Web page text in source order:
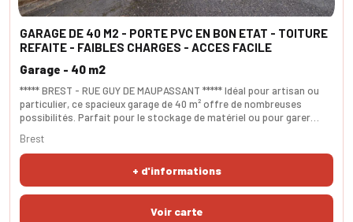
GARAGE DE 40 M2 - PORTE PVC EN BON ETAT - TOITURE
REFAITE - FAIBLES CHARGES - ACCES FACILE
***** BREST - RUE GUY DE MAUPASSANT ***** Idéal pour artisan ou
particulier, ce spacieux garage de 40 m² offre de nombreuses
possibilités. Parfait pour le stockage de matériel ou pour garer
regards, garantissant discrétion et tranquillité. Ne manquez pas
cette opportunité d'acquérir un espace pratique et bien situé.
Garage - 40 m2
+ d'informations
Brest